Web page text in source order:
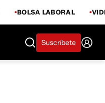
BOLSA LABORAL
Suscríbete